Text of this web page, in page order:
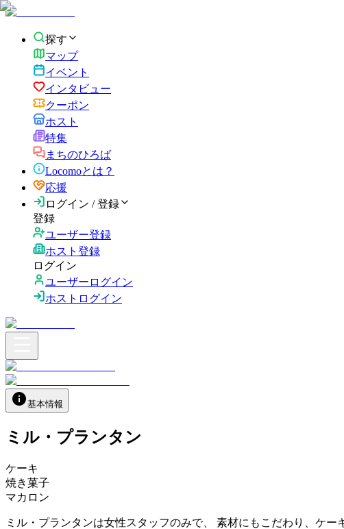
探す
マップ
イベント
インタビュー
クーポン
ホスト
特集
まちのひろば
Locomoとは？
応援
ログイン / 登録
登録
ユーザー登録
ホスト登録
ログイン
ユーザーログイン
ホストログイン
基本情報
ミル・プランタン
ケーキ
焼き菓子
マカロン
ミル・プランタンは女性スタッフのみで、 素材にもこだわり、ケ